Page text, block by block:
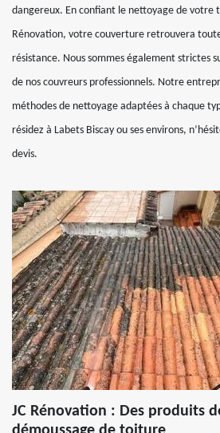
dangereux. En confiant le nettoyage de votre
Rénovation, votre couverture retrouvera
résistance. Nous sommes également strictes
de nos couvreurs professionnels. Notre
méthodes de nettoyage adaptées à chaque
résidez à Labets Biscay ou ses environs,
devis.
JC Rénovation : Des produits